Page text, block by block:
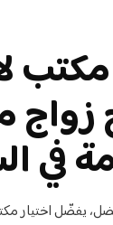
في
يفضّل اختيار